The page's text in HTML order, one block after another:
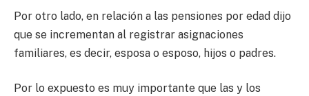
Por otro lado, en relación a las pensiones por edad dijo
que se incrementan al registrar asignaciones
familiares, es decir, esposa o esposo, hijos o padres.
Por lo expuesto es muy importante que las y los